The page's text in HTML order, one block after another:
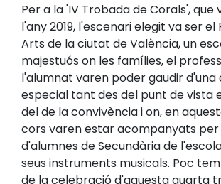
Per a la 'IV Trobada de Corals', que
l'any 2019, l'escenari elegit va ser el
Arts de la ciutat de València, un
majestuós on les famílies, el
l'alumnat varen poder gaudir
especial tant des del punt de vista
del de la convivència i on, en
cors varen estar acompanyats per
d'alumnes de Secundària de
seus instruments musicals. Poc
de la celebració d'aquesta quarta